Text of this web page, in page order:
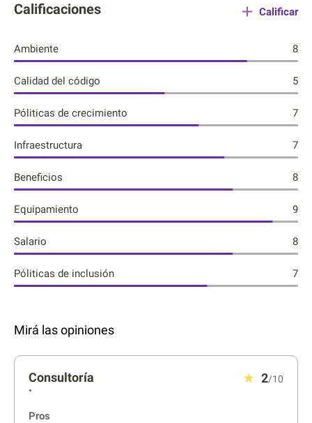
Calificaciones Calificar
Ambiente 8
Calidad del código 5
Póliticas de crecimiento 7
Infraestructura 7
Beneficios 8
Equipamiento 9
Salario 8
Póliticas de inclusión 7
Mirá las opiniones
Consultoría
•
2/10
Pros